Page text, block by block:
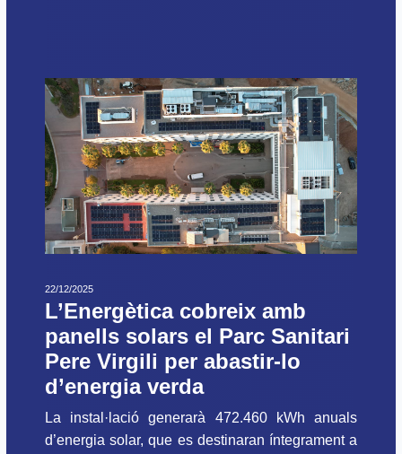
22/12/2025
L’Energètica cobreix amb
panells solars el Parc Sanitari
Pere Virgili per abastir-lo
d’energia verda
La instal·lació generarà 472.460 kWh anuals
d’energia solar, que es destinaran íntegrament a